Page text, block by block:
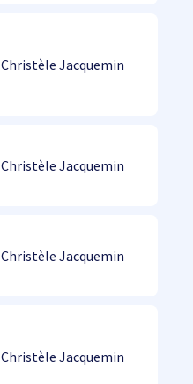
Christèle Jacquemin
Christèle Jacquemin
Christèle Jacquemin
Christèle Jacquemin